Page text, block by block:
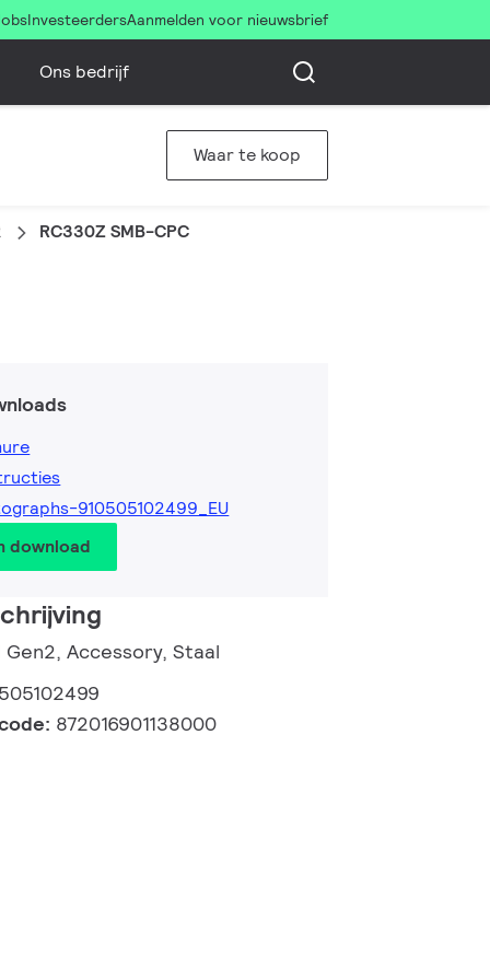
InvesteerdersAanmelden voor nieuwsbrief
Ons bedrijf
Waar te koop
RC330Z SMB-CPC
910505102499_EU
download
Gen2, Accessory, Staal
872016901138000